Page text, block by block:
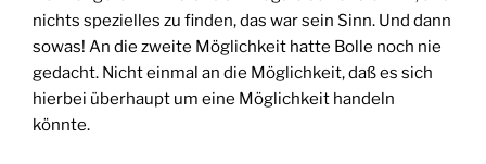
nichts spezielles zu finden, das war sein Sinn. Und dann
sowas! An die zweite Möglichkeit hatte Bolle noch nie
gedacht. Nicht einmal an die Möglichkeit, daß es sich
hierbei überhaupt um eine Möglichkeit handeln
könnte.